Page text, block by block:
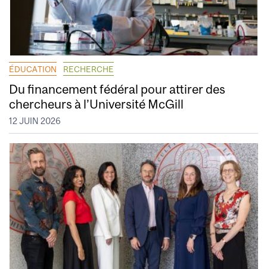
ÉDUCATION RECHERCHE
Du financement fédéral pour attirer des
chercheurs à l’Université McGill
12 JUIN 2026